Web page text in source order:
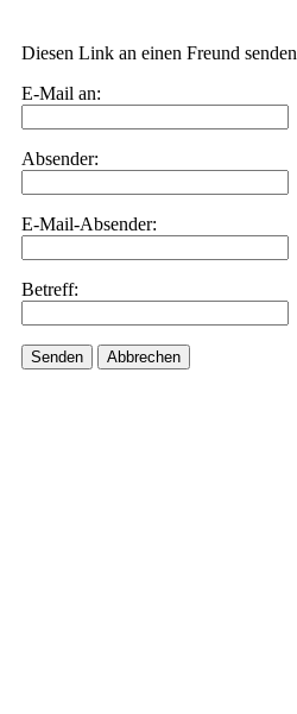
Diesen Link an einen Freund senden
E-Mail an:
Absender:
E-Mail-Absender:
Betreff:
Senden Abbrechen